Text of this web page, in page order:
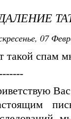
07
такой спам